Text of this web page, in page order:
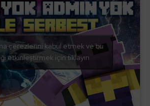
çerezlerini kabul etmek ve bu
etkinleştirmek için tıklayın